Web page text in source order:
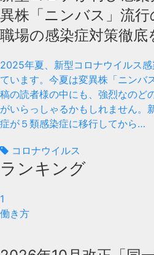
異株「ニンバス」流
職場の感染症対策徹底
2025年夏、新型コロナウイルス
ています。今夏は変異株「ニンバ
稿の読者様の中にも、強烈なのど
がいらっしゃるかもしれません。
症が５類感染症に移行してから…
コロナウイルス
ランキング
1
働き方